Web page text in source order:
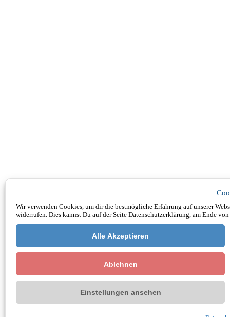
Wir verwenden Cookies, um dir die bestmögliche Erfahrung auf unserer
widerrufen. Dies kannst Du auf der Seite Datenschutzerklärung, am Ende
Alle Akzeptieren
Ablehnen
Einstellungen ansehen